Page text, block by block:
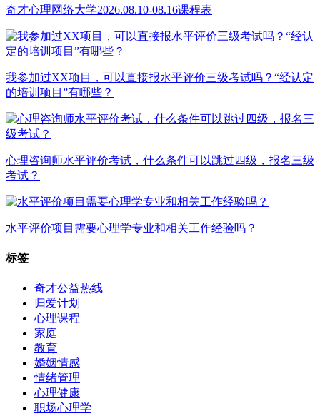
奇才心理网络大学2026.08.10-08.16课程表
我参加过XX项目，可以直接报水平评价三级考试吗？“经认定
的培训项目”有哪些？
心理咨询师水平评价考试，什么条件可以跳过四级，报名三级
考试？
水平评价项目需要心理学专业和相关工作经验吗？
标签
奇才公益热线
归爱计划
心理课程
家庭
教育
婚姻情感
情绪管理
心理健康
职场心理学